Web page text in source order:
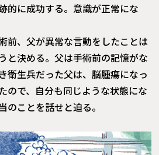
的に成功する。意識が正常にな
前、父が異常な言動をしたことは
と決める。父は手術前の記憶がな
衛生兵だった父は、脳腫瘍になっ
ので、自分も同じような状態にな
のことを話せと迫る。